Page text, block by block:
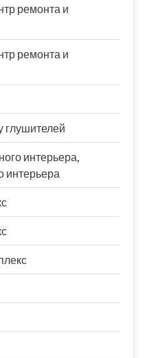
ремонта и
ремонта и
глушителей
интерьера,
интерьера